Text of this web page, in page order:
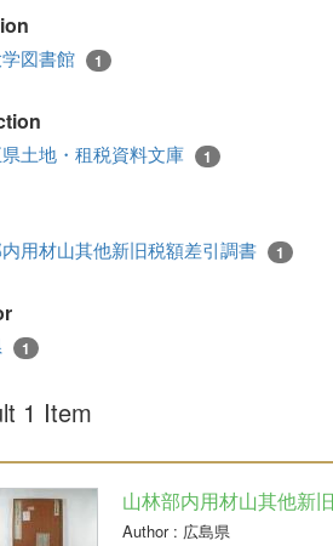
図書館 1
土地・租税資料文庫 1
用材山其他新旧税額差引調書 1
1
1 Item
山林部内用材山其他新
Author: 広島県